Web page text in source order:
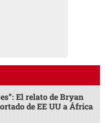
El relato de Bryan
de EE UU a África